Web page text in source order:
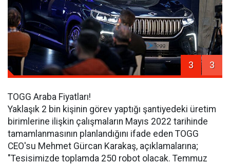
3 3
TOGG Araba Fiyatları!
Yaklaşık 2 bin kişinin görev yaptığı şantiyedeki üretim
birimlerine ilişkin çalışmaların Mayıs 2022 tarihinde
tamamlanmasının planlandığını ifade eden TOGG
CEO'su Mehmet Gürcan Karakaş, açıklamalarına;
"Tesisimizde toplamda 250 robot olacak. Temmuz